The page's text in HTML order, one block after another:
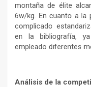
montaña de élite
6w/kg. En cuanto a la
complicado
en la bibliografía,
empleado diferentes
Análisis de la